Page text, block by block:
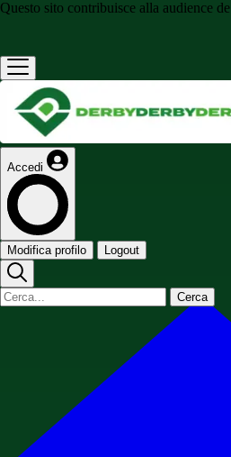
Questo sito contribuisce alla audience de
Accedi
Modifica profilo Logout
Cerca